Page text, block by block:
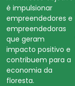
é impulsionar
empreendedores e
empreendedoras
que geram
impacto positivo e
contribuem para a
economia da
floresta.